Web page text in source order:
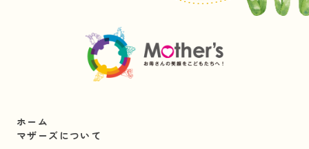
ホーム
マザーズについて